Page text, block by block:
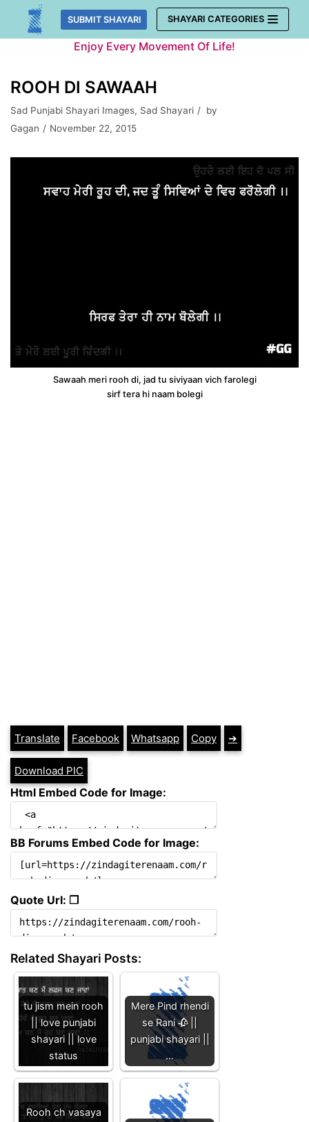
Skip
SUBMIT SHAYARI SHAYARI CATEGORIES
Enjoy Every Movement Of Life!
ROOH DI SAWAAH
Sad Punjabi Shayari Images, Sad Shayari
by
Gagan
November 22, 2015
Sawaah meri rooh di, jad tu siviyaan vich farolegi
sirf tera hi naam bolegi
Translate Facebook Whatsapp Copy ➔
Download PIC
Html Embed Code for Image:
BB Forums Embed Code for Image:
Quote Url: ❐
Related Shayari Posts:
tu jism mein rooh
|| love punjabi
shayari || love
status
Mere Pind rhendi
se Rani 🥀 ||
punjabi shayari ||
…
Rooh ch vasaya